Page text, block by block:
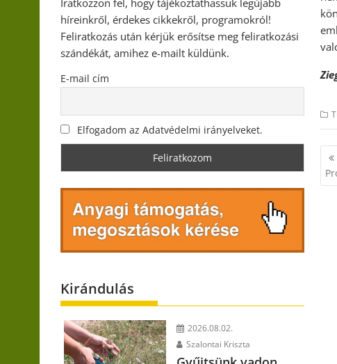
híreinkről, érdekes cikkekről, programokról!
Feliratkozás után kérjük erősítse meg feliratkozási
szándékát, amihez e-mailt küldünk.
E-mail cím
Elfogadom az Adatvédelmi irányelveket.
Kirándulás
2026.08.02.
Szalontai Kriszta